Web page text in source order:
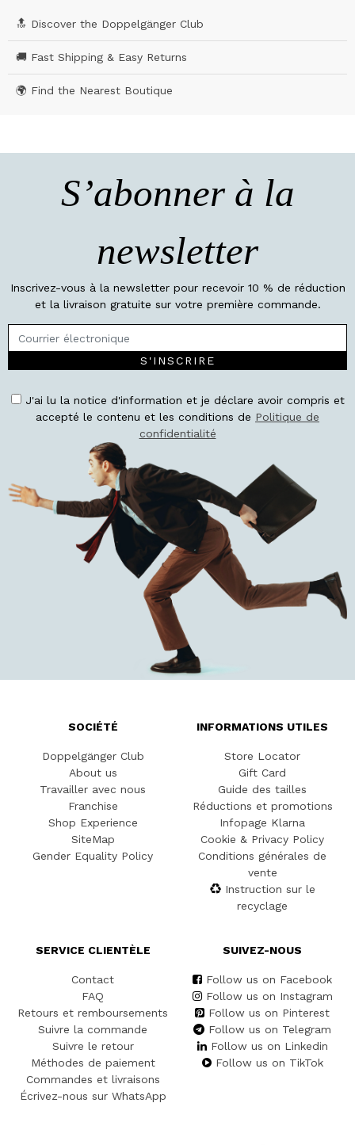
🔝 Discover the Doppelgänger Club
🚚 Fast Shipping & Easy Returns
🌍 Find the Nearest Boutique
S’abonner à la
newsletter
Inscrivez-vous à la newsletter pour recevoir 10 % de réduction
et la livraison gratuite sur votre première commande.
S'INSCRIRE
J'ai lu la notice d'information et je déclare avoir compris et
accepté le contenu et les conditions de Politique de
confidentialité
SOCIÉTÉ
Doppelgänger Club
About us
Travailler avec nous
Franchise
Shop Experience
SiteMap
Gender Equality Policy
INFORMATIONS UTILES
Store Locator
Gift Card
Guide des tailles
Réductions et promotions
Infopage Klarna
Cookie & Privacy Policy
Conditions générales de
vente
Instruction sur le
recyclage
SERVICE CLIENTÈLE
Contact
FAQ
Retours et remboursements
Suivre la commande
Suivre le retour
Méthodes de paiement
Commandes et livraisons
Écrivez-nous sur WhatsApp
SUIVEZ-NOUS
Follow us on Facebook
Follow us on Instagram
Follow us on Pinterest
Follow us on Telegram
Follow us on Linkedin
Follow us on TikTok